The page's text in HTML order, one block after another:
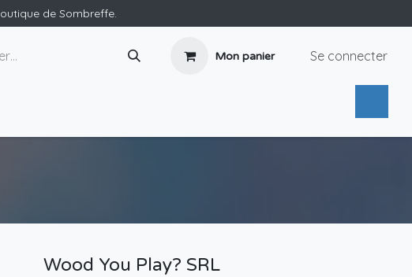
de Sombreffe.
Mon panier Se connecter
Wood You Play? SRL